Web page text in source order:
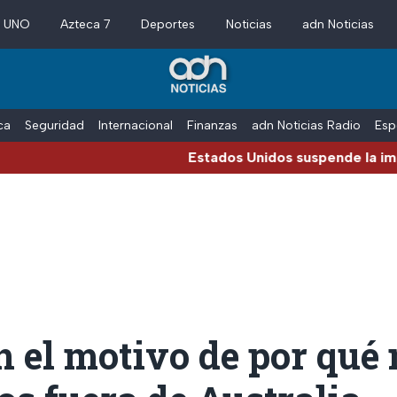
Azteca 7 Deportes Noticias adn Noticias
Seguridad Internacional Finanzas adn Noticias Radio
Estados Unidos suspende la importación
el motivo de por qué